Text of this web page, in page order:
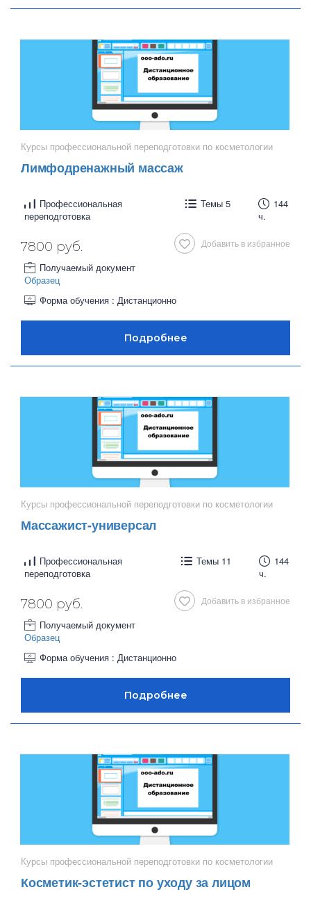
Курсы профессиональной переподготовки по косметологии
Лимфодренажный массаж
Профессиональная
переподготовка
Темы 5
144
ч.
Добавить в избранное
7800 руб.
Получаемый документ
Образец
Форма обучения : Дистанционно
Курсы профессиональной переподготовки по косметологии
Массажист-универсал
Профессиональная
переподготовка
Темы 11
144
ч.
Добавить в избранное
7800 руб.
Получаемый документ
Образец
Форма обучения : Дистанционно
Курсы профессиональной переподготовки по косметологии
Косметик-эстетист по уходу за лицом